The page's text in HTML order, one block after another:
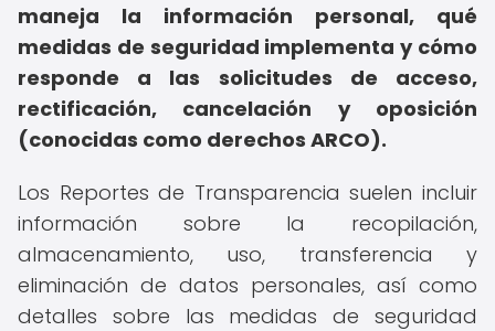
maneja la información personal, qué
medidas de seguridad implementa y cómo
responde a las solicitudes de acceso,
rectificación, cancelación y oposición
(conocidas como derechos ARCO).
Los Reportes de Transparencia suelen incluir
información sobre la recopilación,
almacenamiento, uso, transferencia y
eliminación de datos personales, así como
detalles sobre las medidas de seguridad